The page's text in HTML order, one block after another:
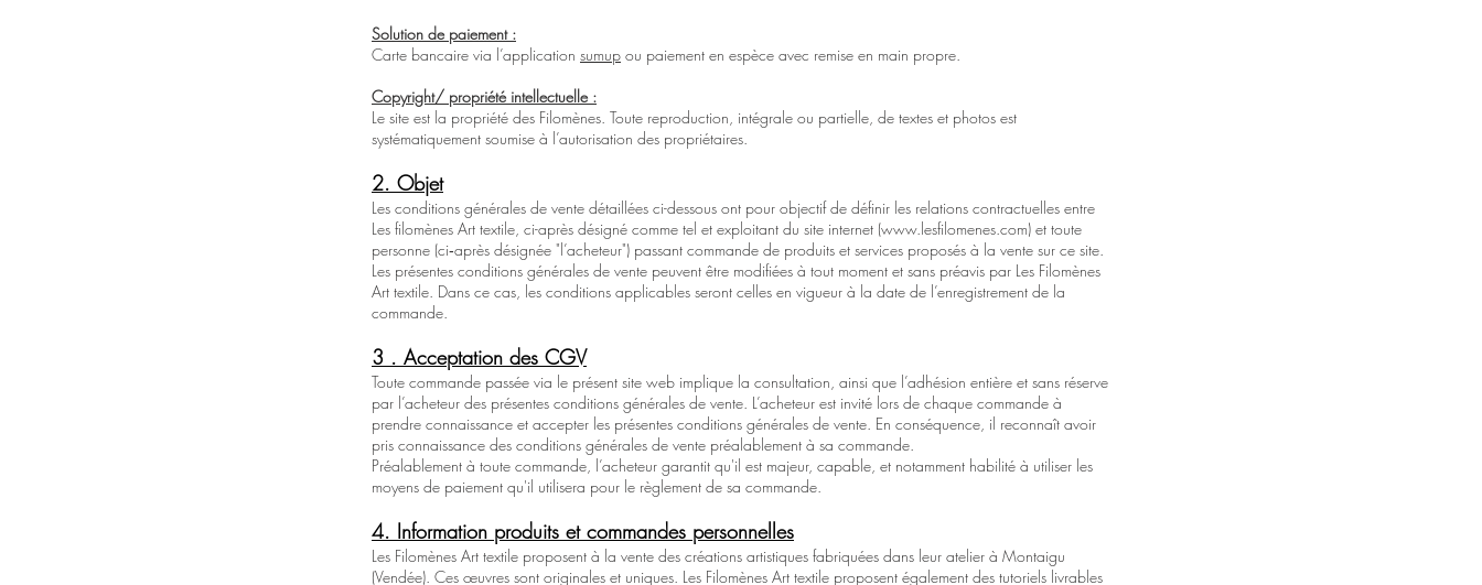
Solution de paiement :
Carte bancaire via l’application sumup ou paiement en espèce avec remise en main propre.
Copyright/ propriété intellectuelle :
Le site est la propriété des Filomènes. Toute reproduction, intégrale ou partielle, de textes et photos est
systématiquement soumise à l’autorisation des propriétaires.
2. Objet
Les conditions générales de vente détaillées ci-dessous ont pour objectif de définir les relations contractuelles entre
Les filomènes Art textile, ci-après désigné comme tel et exploitant du site internet (www.lesfilomenes.com) et toute
personne (ci‐après désignée "l’acheteur") passant commande de produits et services proposés à la vente sur ce site.
Les présentes conditions générales de vente peuvent être modifiées à tout moment et sans préavis par Les Filomènes
Art textile. Dans ce cas, les conditions applicables seront celles en vigueur à la date de l’enregistrement de la
commande.
3 . Acceptation des CGV
Toute commande passée via le présent site web implique la consultation, ainsi que l’adhésion entière et sans réserve
par l’acheteur des présentes conditions générales de vente. L’acheteur est invité lors de chaque commande à
prendre connaissance et accepter les présentes conditions générales de vente. En conséquence, il reconnaît avoir
pris connaissance des conditions générales de vente préalablement à sa commande.
Préalablement à toute commande, l’acheteur garantit qu'il est majeur, capable, et notamment habilité à utiliser les
moyens de paiement qu'il utilisera pour le règlement de sa commande.
4. Information produits et commandes personnelles
Les Filomènes Art textile proposent à la vente des créations artistiques fabriquées dans leur atelier à Montaigu
(Vendée). Ces œuvres sont originales et uniques. Les Filomènes Art textile proposent également des tutoriels livrables